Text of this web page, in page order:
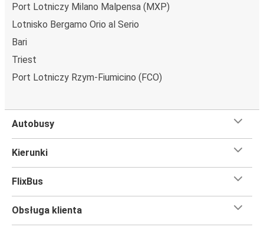
Port Lotniczy Milano Malpensa (MXP)
Lotnisko Bergamo Orio al Serio
Bari
Triest
Port Lotniczy Rzym-Fiumicino (FCO)
Autobusy
Kierunki
FlixBus
Obsługa klienta